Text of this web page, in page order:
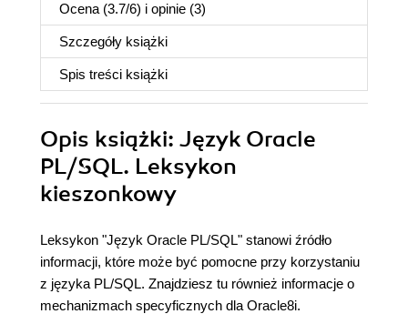
Ocena (3.7/6) i opinie (3)
Szczegóły książki
Spis treści książki
Opis książki: Język Oracle
PL/SQL. Leksykon
kieszonkowy
Leksykon "Język Oracle PL/SQL" stanowi źródło
informacji, które może być pomocne przy korzystaniu
z języka PL/SQL. Znajdziesz tu również informacje o
mechanizmach specyficznych dla Oracle8i.